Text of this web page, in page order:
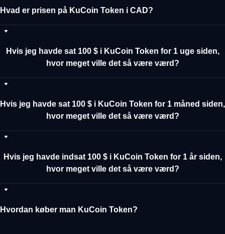
Hvad er prisen på KuCoin Token i CAD?
Hvis jeg havde sat 100 $ i KuCoin Token for 1 uge siden,
hvor meget ville det så være værd?
Hvis jeg havde sat 100 $ i KuCoin Token for 1 måned siden,
hvor meget ville det så være værd?
Hvis jeg havde indsat 100 $ i KuCoin Token for 1 år siden,
hvor meget ville det så være værd?
Hvordan køber man KuCoin Token?